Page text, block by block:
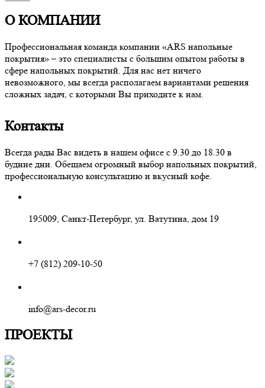
О КОМПАНИИ
Профессиональная команда компании «ARS напольные
покрытия» – это специалисты с большим опытом работы в
сфере напольных покрытий. Для нас нет ничего
невозможного, мы всегда располагаем вариантами решения
сложных задач, с которыми Вы приходите к нам.
Контакты
Всегда рады Вас видеть в нашем офисе с 9.30 до 18.30 в
будние дни. Обещаем огромный выбор напольных покрытий,
профессиональную консультацию и вкусный кофе.
195009, Санкт-Петербург, ул. Ватутина, дом 19
+7 (812) 209-10-50
info@ars-decor.ru
ПРОЕКТЫ